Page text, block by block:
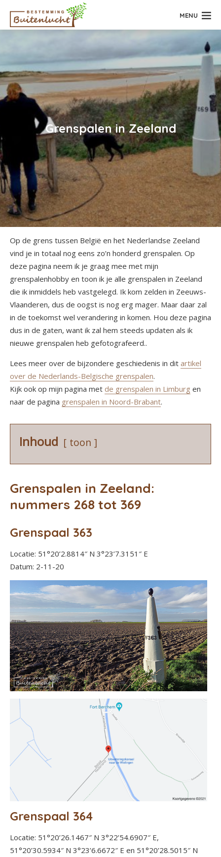
MENU
Grenspalen in Zeeland
Op de grens tussen België en het Nederlandse Zeeland
vind je in totaal nog eens zo’n honderd grenspalen. Op
deze pagina neem ik je graag mee met mijn
grenspalenhobby en toon ik je alle grenspalen in Zeeland
die ik inmiddels heb vastgelegd. Ik kom zelden in Zeeuws-
Vlaanderen, dus de oogst is nog erg mager. Maar daar zal
in de toekomst wel verandering in komen. Hou deze pagina
dus in de gaten, want ik zal hem steeds updaten als ik
nieuwe grenspalen heb gefotografeerd..
Lees meer over de bijzondere geschiedenis in dit artikel
over de Nederlands-Belgische grenspalen.
Kijk ook op mijn pagina met de grenspalen in Limburg en
naar de pagina grenspalen in Noord-Brabant.
Inhoud toon
Grenspalen in Zeeland:
nummers 268 tot 369
Grenspaal 363
Locatie: 51°20’2.8814″ N 3°23’7.3151″ E
Datum: 2-11-20
Grenspaal 364
Locatie: 51°20’26.1467″ N 3°22’54.6907″ E,
51°20’30.5934″ N 3°23’6.6672″ E en 51°20’28.5015″ N